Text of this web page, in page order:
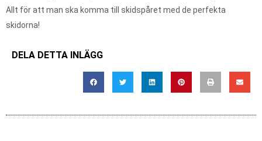
Allt för att man ska komma till skidspåret med de perfekta
skidorna!
DELA DETTA INLÄGG